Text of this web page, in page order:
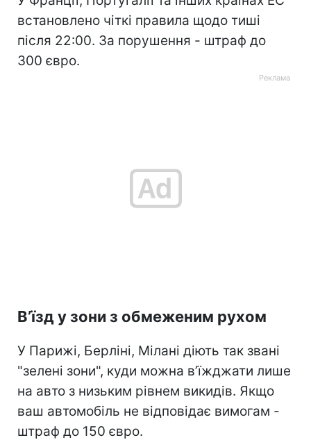
встановлено чіткі правила щодо тиші
після 22:00. За порушення - штраф до
300 євро.
В’їзд у зони з обмеженим рухом
У Парижі, Берліні, Мілані діють так звані
"зелені зони", куди можна в’їжджати лише
на авто з низьким рівнем викидів. Якщо
ваш автомобіль не відповідає вимогам -
штраф до 150 євро.